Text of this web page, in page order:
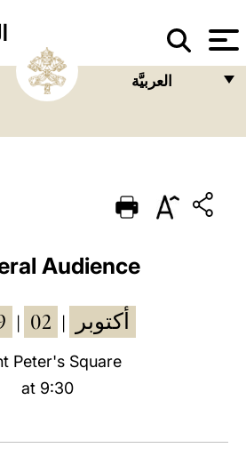
العربيَّة
PORTUGUÊS
Audience
أكتوبر 02
Peter's Square
at 9:30